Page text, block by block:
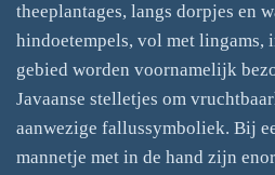
theeplantages, langs dorpjes en
hindoetempels, vol met lingams,
gebied worden voornamelijk
Javaanse stelletjes om
aanwezige fallussymboliek. Bij
mannetje met in de hand zijn